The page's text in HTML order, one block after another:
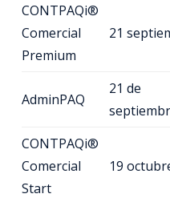
CONTPAQi®
Comercial
Premium
21
AdminPAQ
21 de
CONTPAQi®
Comercial
Start
19